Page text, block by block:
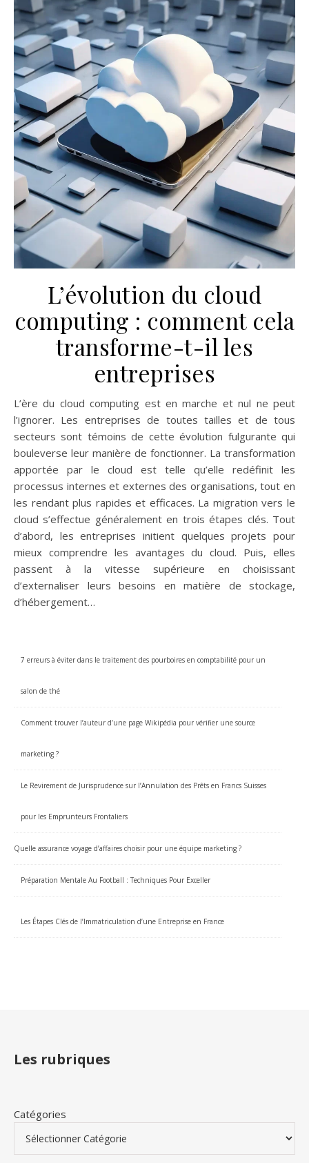
L’évolution du cloud
computing : comment cela
transforme-t-il les
entreprises
L’ère du cloud computing est en marche et nul ne peut
l’ignorer. Les entreprises de toutes tailles et de tous
secteurs sont témoins de cette évolution fulgurante qui
bouleverse leur manière de fonctionner. La transformation
apportée par le cloud est telle qu’elle redéfinit les
processus internes et externes des organisations, tout en
les rendant plus rapides et efficaces. La migration vers le
cloud s’effectue généralement en trois étapes clés. Tout
d’abord, les entreprises initient quelques projets pour
mieux comprendre les avantages du cloud. Puis, elles
passent à la vitesse supérieure en choisissant
d’externaliser leurs besoins en matière de stockage,
d’hébergement…
7 erreurs à éviter dans le traitement des pourboires en comptabilité pour un
salon de thé
Comment trouver l’auteur d’une page Wikipédia pour vérifier une source
marketing ?
Le Revirement de Jurisprudence sur l’Annulation des Prêts en Francs Suisses
pour les Emprunteurs Frontaliers
Quelle assurance voyage d’affaires choisir pour une équipe marketing ?
Préparation Mentale Au Football : Techniques Pour Exceller
Les Étapes Clés de l’Immatriculation d’une Entreprise en France
Les rubriques
Catégories